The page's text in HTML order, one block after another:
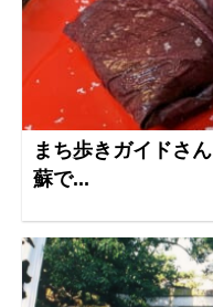
まち歩きガイドさ
蘇で...